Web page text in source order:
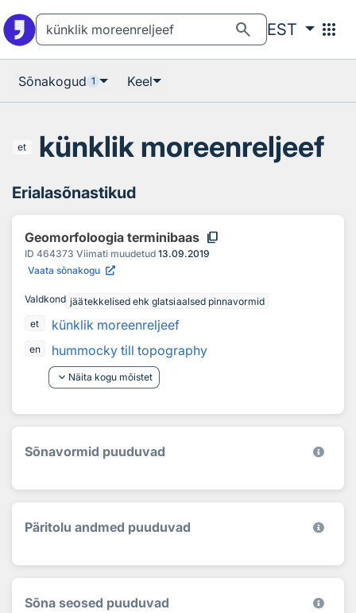
search EST apps
Sõnakogud 1 Keel
et künklik moreenreljeef
Erialasõnastikud
Geomorfoloogia terminibaas content_copy
ID 464373 Viimati muudetud 13.09.2019
Vaata sõnakogu
Valdkond jäätekkelised ehk glatsiaalsed pinnavormid
et
künklik moreenreljeef
en
hummocky till topography
keyboard_arrow_down Näita kogu mõistet
Sõnavormid puuduvad
Päritolu andmed puuduvad
Sõna seosed puuduvad